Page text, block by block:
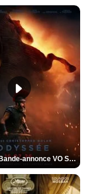
L'Odyssée Bande-annonce VO STFR